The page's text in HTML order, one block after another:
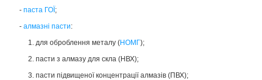
- паста ГОЇ;
- алмазні пасти:
1. для оброблення металу (НОМГ);
2. пасти з алмазу для скла (НВХ);
3. пасти підвищеної концентрації алмазів (ПВХ);